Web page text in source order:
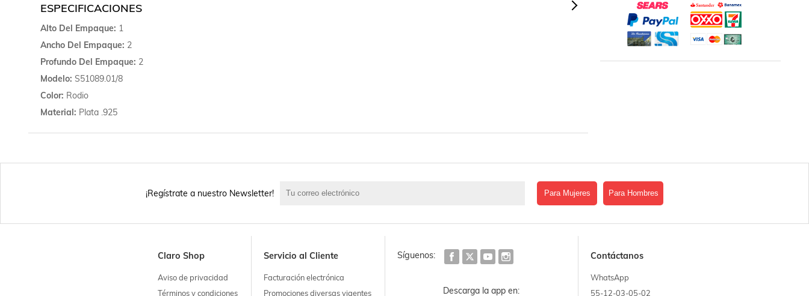
ESPECIFICACIONES
Alto Del Empaque 1
Ancho Del Empaque 2
Profundo Del Empaque 2
Modelo S51089.01/8
Color Rodio
Material Plata .925
¡Regístrate a nuestro Newsletter! Para Mujeres Para Hombres
Claro Shop
Aviso de privacidad
Términos y condiciones
Servicio al Cliente
Facturación electrónica
Promociones diversas vigentes
Síguenos:
Descarga la app en:
Contáctanos
WhatsApp
55-12-03-05-02